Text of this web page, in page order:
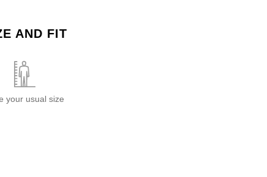
AND FIT
your usual size